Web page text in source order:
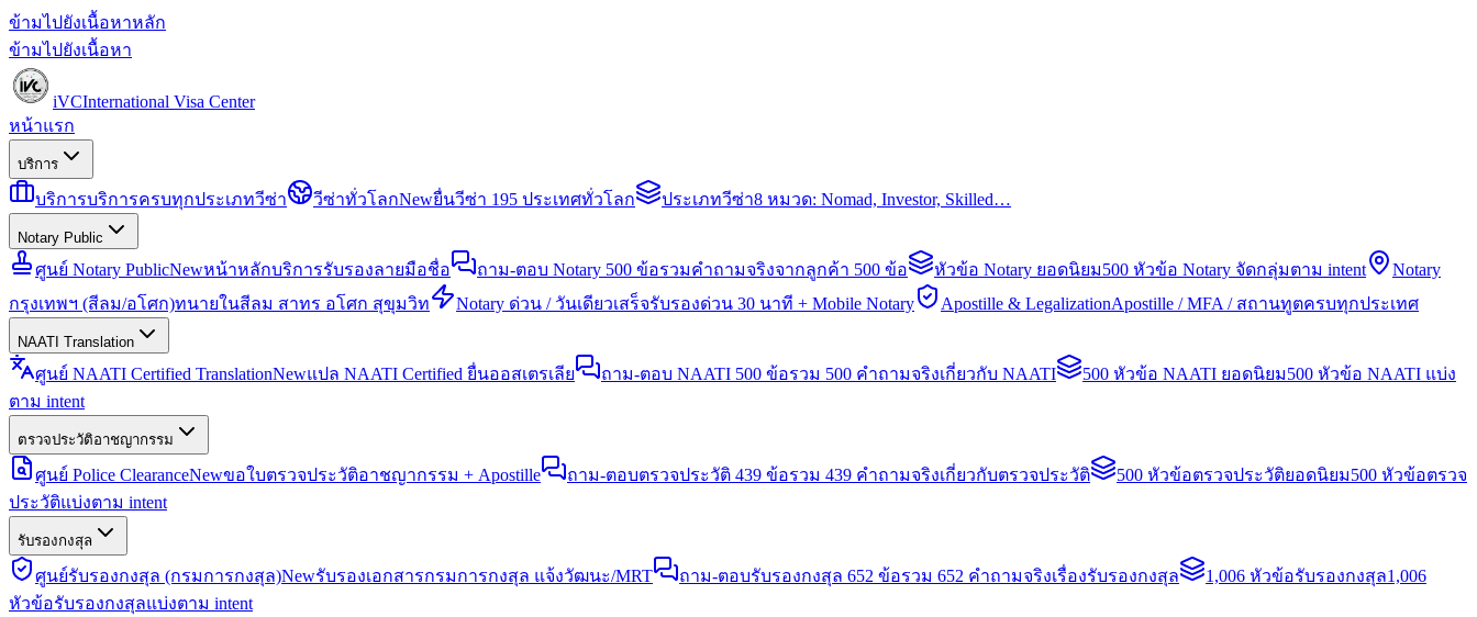
ข้ามไปยังเนื้อหาหลัก
ข้ามไปยังเนื้อหา
iVCInternational Visa Center
หน้าแรก
บริการ
บริการบริการครบทุกประเภทวีซ่า วีซ่าทั่วโลกNewยื่นวีซ่า 195 ประเทศทั่วโลก ประเภทวีซ่า8 หมวด: Nomad, Investor, Skilled…
Notary Public
ศูนย์ Notary PublicNewหน้าหลักบริการรับรองลายมือชื่อ ถาม-ตอบ Notary 500 ข้อรวมคำถามจริงจากลูกค้า 500 ข้อ หัวข้อ Notary ยอดนิยม500 หัวข้อ Notary จัดกลุ่มตาม intent
Notary
กรุงเทพฯ (สีลม/อโศก)ทนายในสีลม สาทร อโศก สุขุมวิท Notary ด่วน / วันเดียวเสร็จรับรองด่วน 30 นาที + Mobile Notary Apostille & LegalizationApostille / MFA / สถานทูตครบทุกประเทศ
NAATI Translation
ศูนย์ NAATI Certified TranslationNewแปล NAATI Certified ยื่นออสเตรเลีย ถาม-ตอบ NAATI 500 ข้อรวม 500 คำถามจริงเกี่ยวกับ NAATI 500 หัวข้อ NAATI ยอดนิยม500 หัวข้อ NAATI แบ่ง
ตาม intent
ตรวจประวัติอาชญากรรม
ศูนย์ Police ClearanceNewขอใบตรวจประวัติอาชญากรรม + Apostille ถาม-ตอบตรวจประวัติ 439 ข้อรวม 439 คำถามจริงเกี่ยวกับตรวจประวัติ 500 หัวข้อตรวจประวัติยอดนิยม500 หัวข้อตรวจ
ประวัติแบ่งตาม intent
รับรองกงสุล
ศูนย์รับรองกงสุล (กรมการกงสุล)Newรับรองเอกสารกรมการกงสุล แจ้งวัฒนะ/MRT ถาม-ตอบรับรองกงสุล 652 ข้อรวม 652 คำถามจริงเรื่องรับรองกงสุล 1,006 หัวข้อรับรองกงสุล1,006
หัวข้อรับรองกงสุลแบ่งตาม intent